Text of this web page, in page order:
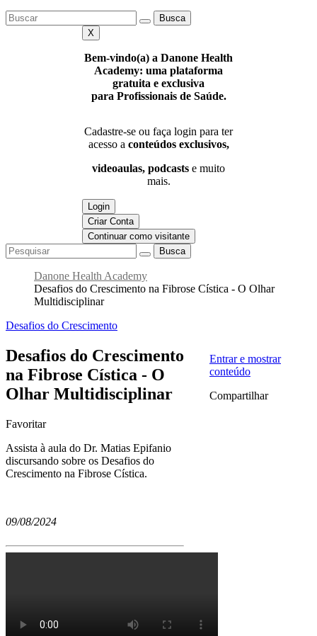
Busca
X
Bem-vindo(a) a Danone Health
Academy: uma plataforma
gratuita e exclusiva
para Profissionais de Saúde.
Cadastre-se ou faça login para ter
acesso a conteúdos exclusivos,
videoaulas, podcasts e muito
mais.
Login
Criar Conta
Continuar como visitante
Busca
Danone Health Academy
Desafios do Crescimento na Fibrose Cística - O Olhar
Multidisciplinar
Desafios do Crescimento
Desafios do Crescimento
na Fibrose Cística - O
Olhar Multidisciplinar
Favoritar
Assista à aula do Dr. Matias Epifanio
discursando sobre os Desafios do
Crescimento na Fibrose Cística.
09/08/2024
Entrar e mostrar
conteúdo
Compartilhar